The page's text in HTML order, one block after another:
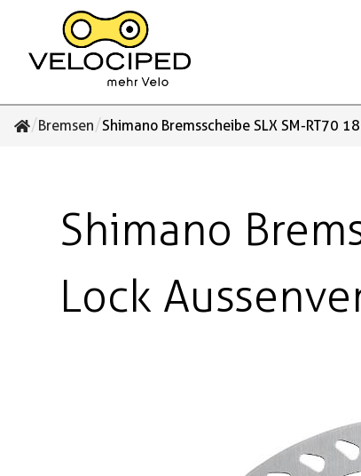
/Bremsen/Shimano Bremsscheibe SLX SM-RT70
Shimano
Lock